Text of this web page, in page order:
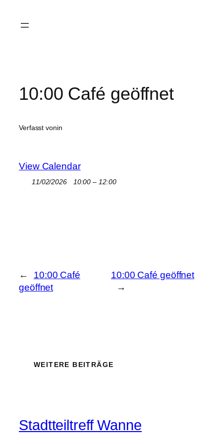
Inhalt
10:00 Café geöffnet
Verfasst vonin
View Calendar
11/02/2026 10:00 – 12:00
←
10:00 Café
geöffnet
10:00 Café geöffnet
→
WEITERE BEITRÄGE
Stadtteiltreff Wanne